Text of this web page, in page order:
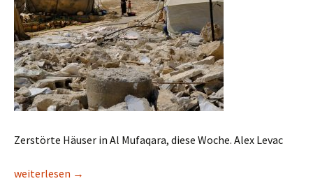
Zerstörte Häuser in Al Mufaqara, diese Woche. Alex Levac
In den South Hebron Hills findet ein stiller
weiterlesen →